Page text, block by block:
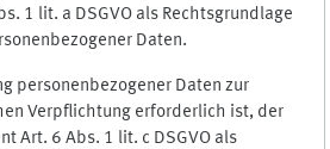
1 lit. a DSGVO als Rechtsgrundlage
Daten.
personenbezogener Daten zur
Verpflichtung erforderlich ist, der
Art. 6 Abs. 1 lit. c DSGVO als